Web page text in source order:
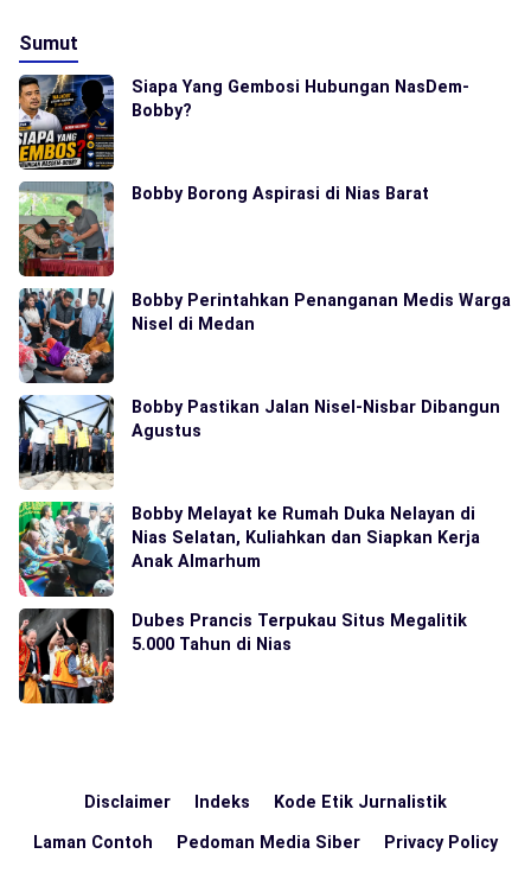
Sumut
Siapa Yang Gembosi Hubungan NasDem-
Bobby?
Bobby Borong Aspirasi di Nias Barat
Bobby Perintahkan Penanganan Medis Warga
Nisel di Medan
Bobby Pastikan Jalan Nisel-Nisbar Dibangun
Agustus
Bobby Melayat ke Rumah Duka Nelayan di
Nias Selatan, Kuliahkan dan Siapkan Kerja
Anak Almarhum
Dubes Prancis Terpukau Situs Megalitik
5.000 Tahun di Nias
Disclaimer Indeks Kode Etik Jurnalistik
Laman Contoh Pedoman Media Siber Privacy Policy